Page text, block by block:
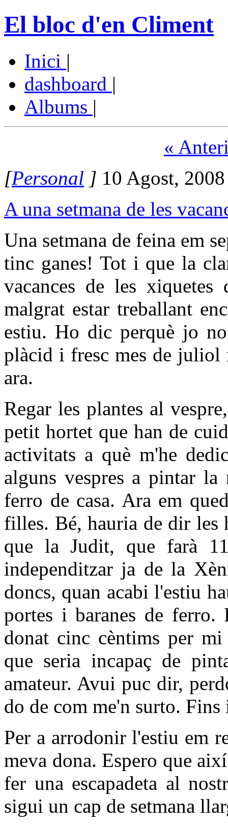
El bloc d'en Climent
Inici |
dashboard |
Albums |
«
[Personal ] 10 Agost,
A una setmana de les
Una setmana de feina em
tinc ganes! Tot i que la
vacances de les
malgrat estar treballant
estiu. Ho dic perquè jo
plàcid i fresc mes de juliol
ara.
Regar les plantes al
petit hortet que han de
activitats a què m'he
alguns vespres a pintar
ferro de casa. Ara em
filles. Bé, hauria de dir les
que la Judit, que farà
independitzar ja de la
doncs, quan acabi l'estiu
portes i baranes de ferro.
donat cinc cèntims per mi
que seria incapaç de
amateur. Avui puc dir,
do de com me'n surto.
Per a arrodonir l'estiu em
meva dona. Espero que
fer una escapadeta al
sigui un cap de setmana